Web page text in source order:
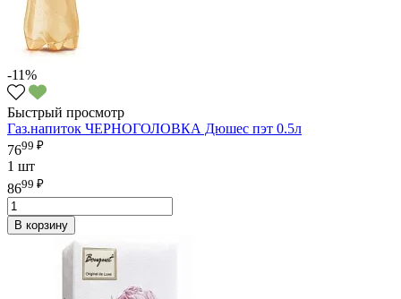
-11%
Быстрый просмотр
Газ.напиток ЧЕРНОГОЛОВКА Дюшес пэт 0.5л
7699 ₽
1 шт
8699 ₽
В корзину